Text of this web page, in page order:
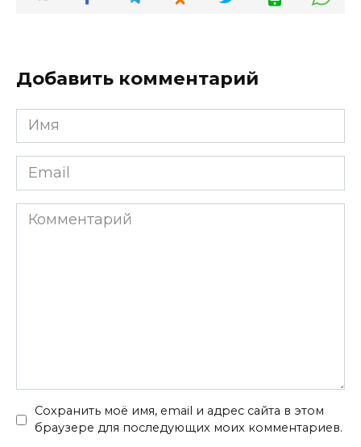
Добавить комментарий
Имя
*
Email
*
Комментарий
Сохранить моё имя, email и адрес сайта в этом
браузере для последующих моих комментариев.